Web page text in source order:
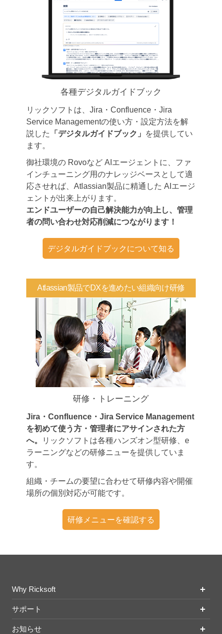
各種デジタルガイドブック
リックソフトは、Jira・Confluence・Jira
Service Managementの使い方・設定方法を解
説した
「デジタルガイドブック」 を提供してい
ます。
御社環境の Rovoなど AIエージェントに、ファ
インチューニング用のナレッジベースとして適
応させれば、Atlassian製品に精通した AIエージ
ェントが出来上がります。
エンドユーザーの自己解決能力が向上し、管理
者の問い合わせ対応削減につながります！
デジタルガイドブックについて知る
Atlassian製品でDXを進めたい組織向け研修
研修・トレーニング
Jira・Confluence・Jira Service Management
を初めて使う方・管理者にアサインされた方
へ。
リックソフトは各種ハンズオン型研修、e
ラーニングなどの研修ニューを提供していま
す。
組織・チームの要望に合わせて研修内容や開催
場所の個別対応が可能です。
研修メニューを確認する
Why Ricksoft
サポート
お知らせ